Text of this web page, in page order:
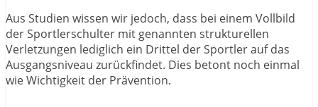
Aus Studien wissen wir jedoch, dass bei einem Vollbild
der Sportlerschulter mit genannten strukturellen
Verletzungen lediglich ein Drittel der Sportler auf das
Ausgangsniveau zurückfindet. Dies betont noch einmal
wie Wichtigkeit der Prävention.